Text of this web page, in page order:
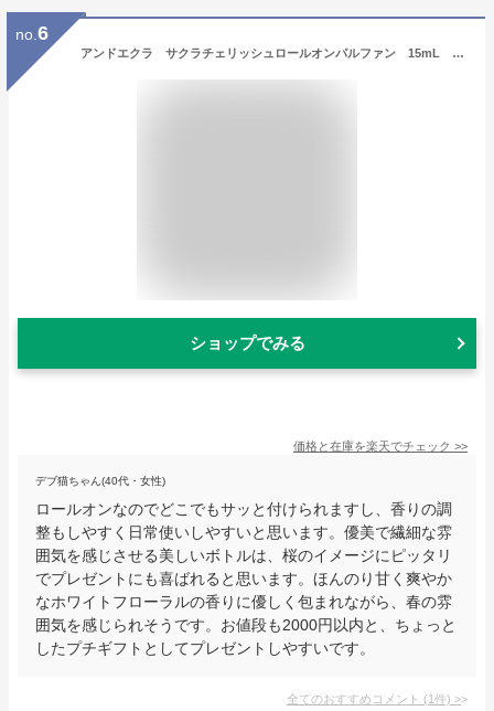
no. 6
アンドエクラ サクラチェリッシュロールオンパルファン 15mL ** 一年に一度しか出会えない香り 桜 香水 サクラ フレグランス フローラル ロールオン ロールオン香水 ギフト プチプラ **
ショップでみる
価格と在庫を楽天でチェック >>
デブ猫ちゃん(40代・女性)
ロールオンなのでどこでもサッと付けられますし、香りの調
整もしやすく日常使いしやすいと思います。優美で繊細な雰
囲気を感じさせる美しいボトルは、桜のイメージにピッタリ
でプレゼントにも喜ばれると思います。ほんのり甘く爽やか
なホワイトフローラルの香りに優しく包まれながら、春の雰
囲気を感じられそうです。お値段も2000円以内と、ちょっと
したプチギフトとしてプレゼントしやすいです。
全てのおすすめコメント (1件) >